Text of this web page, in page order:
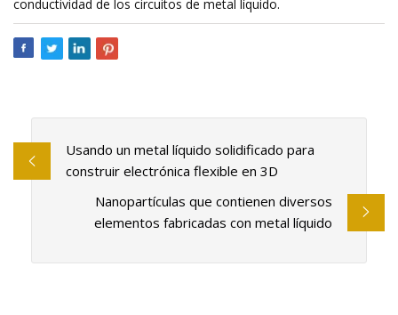
conductividad de los circuitos de metal líquido.
Usando un metal líquido solidificado para
construir electrónica flexible en 3D
Nanopartículas que contienen diversos
elementos fabricadas con metal líquido